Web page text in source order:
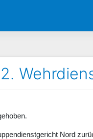
Nord